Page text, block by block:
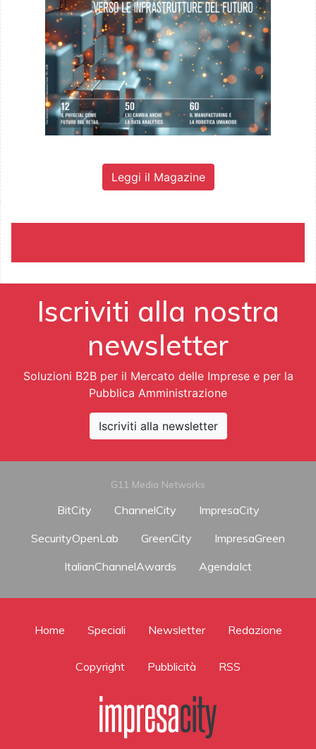
Leggi il Magazine
Iscriviti alla nostra
newsletter
Soluzioni B2B per il Mercato delle Imprese e per la
Pubblica Amministrazione
Iscriviti alla newsletter
G11 Media Networks
BitCity ChannelCity
ImpresaCity
SecurityOpenLab
GreenCity
ImpresaGreen
ItalianChannelAwards
AgendaIct
Home Speciali Newsletter Redazione
Copyright Pubblicità RSS